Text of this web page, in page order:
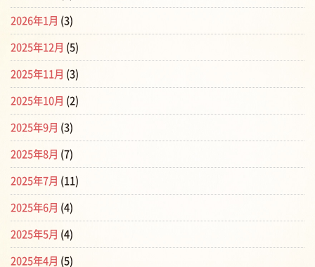
2026年1月 (3)
2025年12月 (5)
2025年11月 (3)
2025年10月 (2)
2025年9月 (3)
2025年8月 (7)
2025年7月 (11)
2025年6月 (4)
2025年5月 (4)
2025年4月 (5)